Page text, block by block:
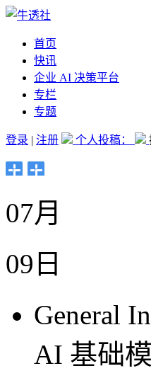
首页
快讯
企业 AI 决策平台
专栏
专题
登录 | 注册 个人投稿：
07月
09日
General
AI 基础